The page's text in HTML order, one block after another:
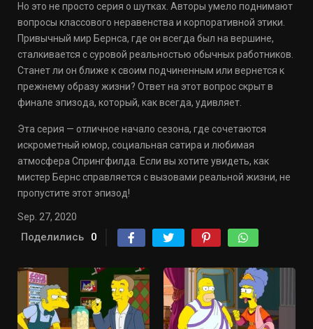
Но это не просто серия о шутках. Авторы умело поднимают
вопросы классового неравенства и корпоративной этики.
Привычный мир Бернса, где он всегда был на вершине,
сталкивается с суровой реальностью обычных работников.
Станет ли он ближе к своим подчиненным или вернется к
прежнему образу жизни? Ответ на этот вопрос скрыт в
финале эпизода, который, как всегда, удивляет.
Эта серия — отличное начало сезона, где сочетаются
искрометный юмор, социальная сатира и любимая
атмосфера Спрингфилда. Если вы хотите увидеть, как
мистер Бернс справляется с вызовами реальной жизни, не
пропустите этот эпизод!
Sep. 27, 2020
Поделились 0